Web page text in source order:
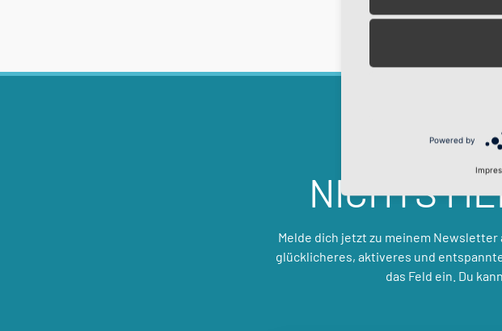
NICHTS
Melde dich jetzt zu meinem
glücklicheres, aktiveres und
das Feld ein. Du
Powered by